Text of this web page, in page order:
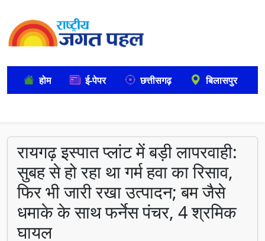
होम ई-पेपर छत्तीसगढ़ बिलासपुर
रायगढ़ इस्पात प्लांट में बड़ी लापरवाही:
सुबह से हो रहा था गर्म हवा का रिसाव,
फिर भी जारी रखा उत्पादन; बम जैसे
धमाके के साथ फर्नेस पंचर, 4 श्रमिक
घायल